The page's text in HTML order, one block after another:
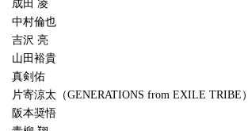
成田 凌
中村倫也
吉沢 亮
山田裕貴
真剣佑
片寄涼太（GENERATIONS from EXILE TRIBE）
阪本奨悟